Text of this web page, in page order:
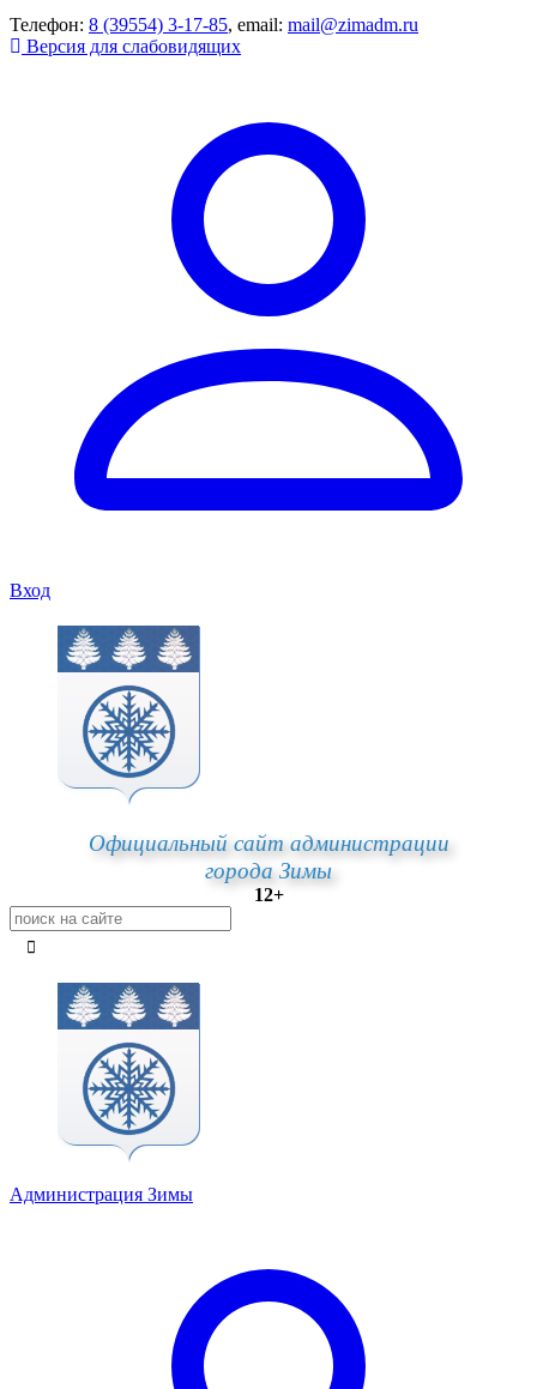
Телефон: 8 (39554) 3-17-85, email: mail@zimadm.ru
Версия для слабовидящих
Вход
Официальный сайт администрации
города Зимы
12+
Администрация Зимы